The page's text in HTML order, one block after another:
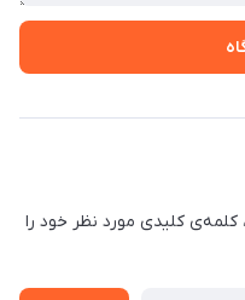
کلیدی مورد نظر خود را